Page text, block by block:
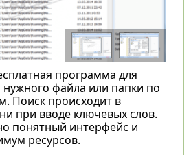
программа для
нужного файла или папки по
Поиск происходит в
при вводе ключевых слов.
понятный интерфейс и
ресурсов.